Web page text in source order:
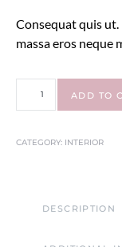
Consequat quis
massa eros neque
ADD TO
CATEGORY: INTERIOR
DESCRIPTION